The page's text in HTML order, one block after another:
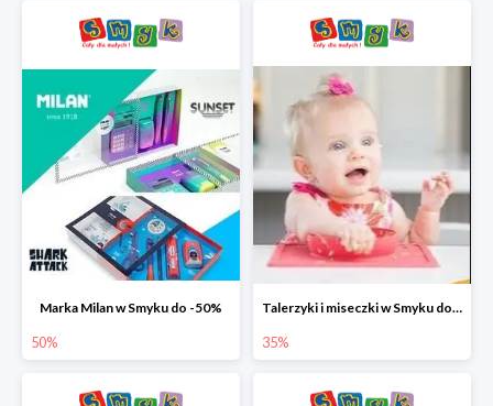
Marka Milan w Smyku do -50%
50%
Talerzyki i miseczki w Smyku do -35%
35%